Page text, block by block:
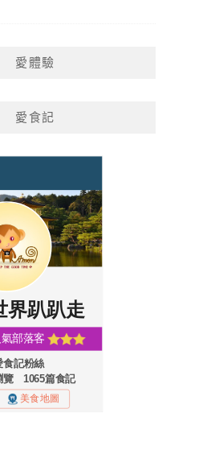
愛體驗
愛食記